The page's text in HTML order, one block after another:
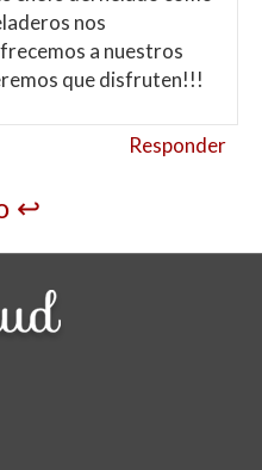
nos
a nuestros
que disfruten!!!
Responder